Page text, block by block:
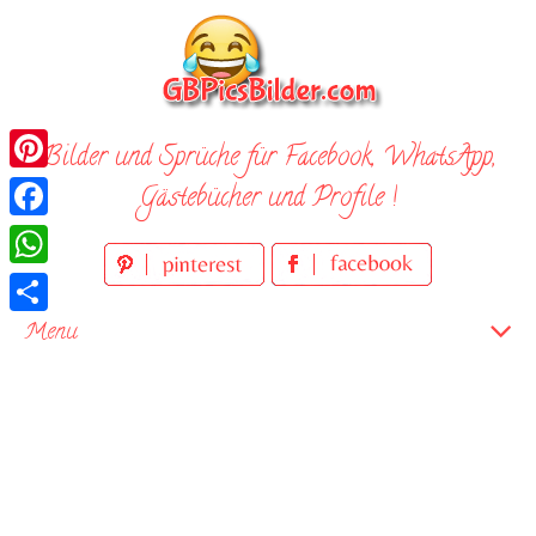
Bilder und Sprüche für Facebook, WhatsApp,
Gästebücher und Profile !
Menu
Pinterest
Facebook
WhatsApp
Teilen